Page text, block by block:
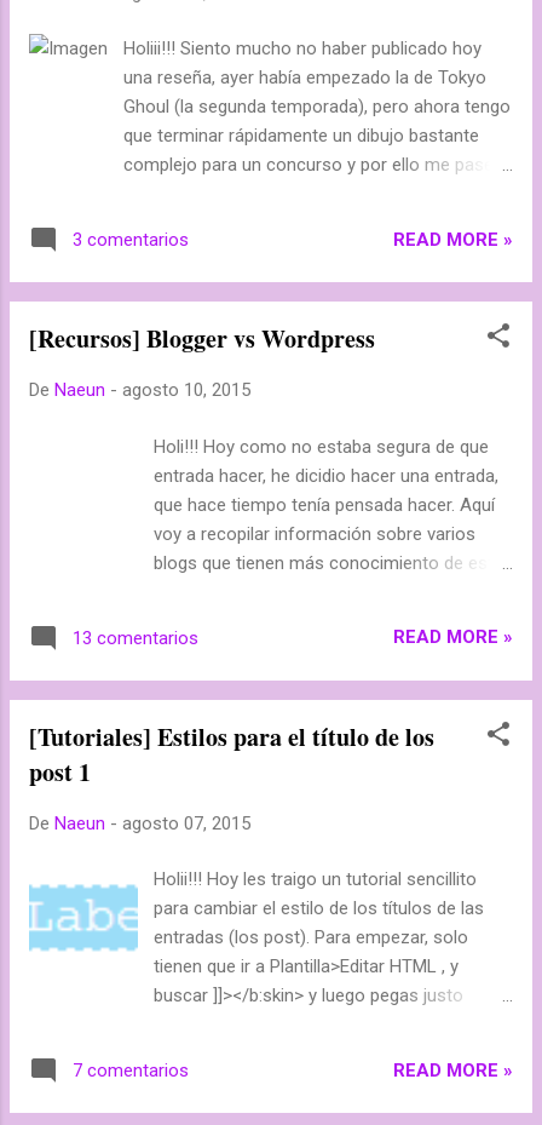
Holiii!!! Siento mucho no haber publicado hoy
una reseña, ayer había empezado la de Tokyo
Ghoul (la segunda temporada), pero ahora tengo
que terminar rápidamente un dibujo bastante
complejo para un concurso y por ello me pasé
fui a mis clases de piscina, por lo que tampoco
pude hacer nada. Sin embargo, ahora mismito
Rueda , de algo de lo que habíamos hablado
todos los detalles. Y es que queremos hacer,
Rin, que encontró rápidamente un manga, pues
podemos hacerlo desde dentro de nada. El
manga que hemos decidido leer es Tonari no
Atashi. Tiene 40 capítulos, y está terminado, os
dejo la ficha: Nombre: Tonari no Atashi Autor:
comedia, vida escolar. Editorial: Bestuma
3 comentarios READ MORE »
[Recursos] Blogger vs Wordpress
De Naeun - agosto 10, 2015
Holi!!! Hoy como no estaba segura de que
entrada hacer, he dicidio hacer una entrada,
que hace tiempo tenía pensada hacer. Aquí
voy a recopilar información sobre varios
blogs que tienen más conocimiento de este
han de saber es que cada cual tiene su
mundo, y que independientemente de las
uno escoge la que prefiere, y de hecho,
restante es de otros servidores).
13 comentarios READ MORE »
[Tutoriales] Estilos para el título de los
post 1
De Naeun - agosto 07, 2015
Holii!!! Hoy les traigo un tutorial sencillito
para cambiar el estilo de los títulos de las
entradas (los post). Para empezar, solo
tienen que ir a Plantilla>Editar HTML , y
buscar ]]></b:skin> y luego pegas justo
color: white; background: #9BDDF8
none repeat scroll 0% 0%; text-align:
7 comentarios READ MORE »